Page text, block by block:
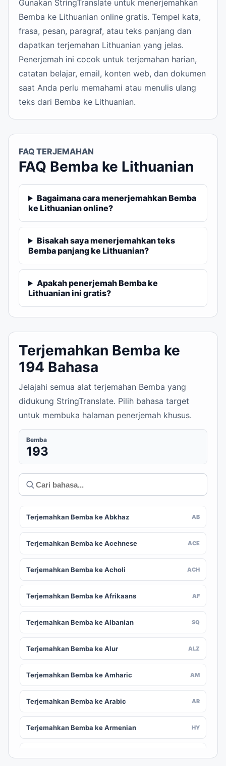
Gunakan StringTranslate untuk menerjemahkan
Bemba ke Lithuanian online gratis. Tempel kata,
frasa, pesan, paragraf, atau teks panjang dan
dapatkan terjemahan Lithuanian yang jelas.
Penerjemah ini cocok untuk terjemahan harian,
catatan belajar, email, konten web, dan dokumen
saat Anda perlu memahami atau menulis ulang
teks dari Bemba ke Lithuanian.
FAQ TERJEMAHAN
FAQ Bemba ke Lithuanian
Bagaimana cara menerjemahkan Bemba
ke Lithuanian online?
Bisakah saya menerjemahkan teks
Bemba panjang ke Lithuanian?
Apakah penerjemah Bemba ke
Lithuanian ini gratis?
Terjemahkan Bemba ke
194 Bahasa
Jelajahi semua alat terjemahan Bemba yang
didukung StringTranslate. Pilih bahasa target
untuk membuka halaman penerjemah khusus.
Bemba
193
Terjemahkan Bemba ke Abkhaz AB
Terjemahkan Bemba ke Acehnese ACE
Terjemahkan Bemba ke Acholi ACH
Terjemahkan Bemba ke Afrikaans AF
Terjemahkan Bemba ke Albanian SQ
Terjemahkan Bemba ke Alur ALZ
Terjemahkan Bemba ke Amharic AM
Terjemahkan Bemba ke Arabic AR
Terjemahkan Bemba ke Armenian HY